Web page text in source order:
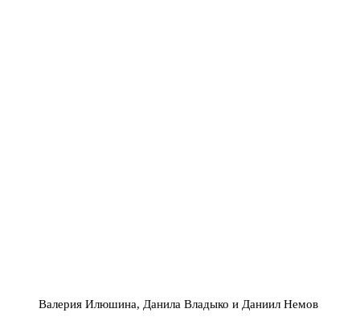
Валерия Илюшина, Данила Владыко и Даниил Немов